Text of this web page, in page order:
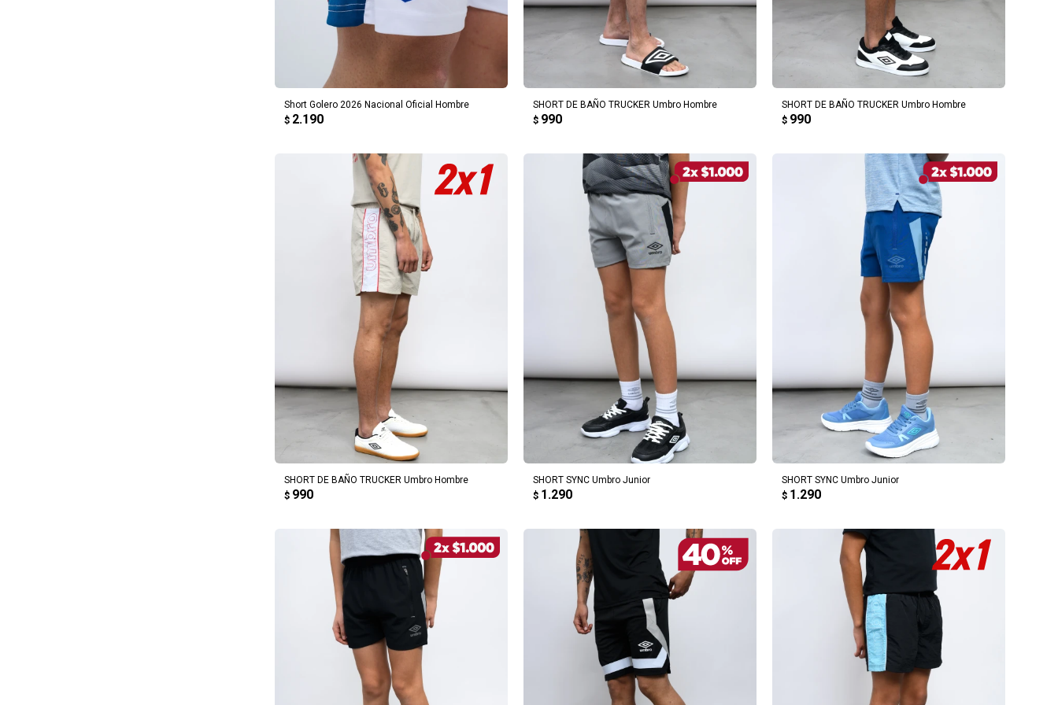
Short Golero 2026 Nacional Oficial Hombre
$ 2.190
AGREGAR AL CARRITO
SHORT DE BAÑO TRUCKER Umbro Hombre
$ 990
AGREGAR AL CARRITO
SHORT DE BAÑO TRUCKER Umbro Hombre
$ 990
AGREGAR AL CARRITO
SHORT DE BAÑO TRUCKER Umbro Hombre
$ 990
AGREGAR AL CARRITO
SHORT SYNC Umbro Junior
$ 1.290
AGREGAR AL CARRITO
SHORT SYNC Umbro Junior
$ 1.290
AGREGAR AL CARRITO